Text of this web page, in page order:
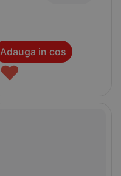
Adauga in cos
♥